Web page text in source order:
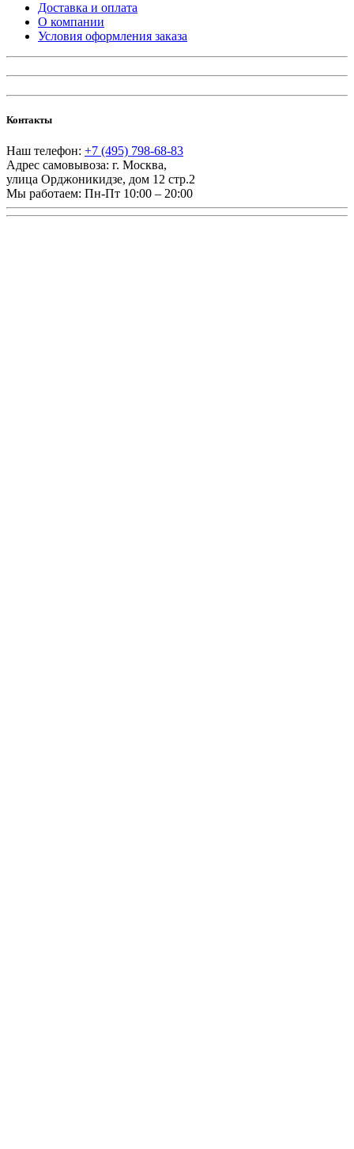
Доставка и оплата
О компании
Условия оформления заказа
Контакты
Наш телефон: +7 (495) 798-68-83
Адрес самовывоза: г. Москва,
улица Орджоникидзе, дом 12 стр.2
Мы работаем: Пн-Пт 10:00 – 20:00